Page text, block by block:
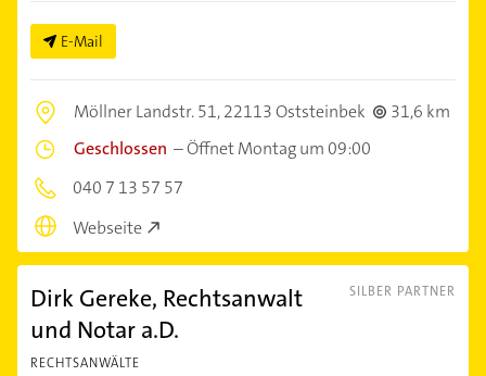
E-Mail
Möllner Landstr. 51,22113 Oststeinbek
31,6 km
Geschlossen –Öffnet Montag um 09:00
040 7 13 57 57
Webseite
SILBER PARTNER
Dirk Gereke, Rechtsanwalt
und Notar a.D.
RECHTSANWÄLTE